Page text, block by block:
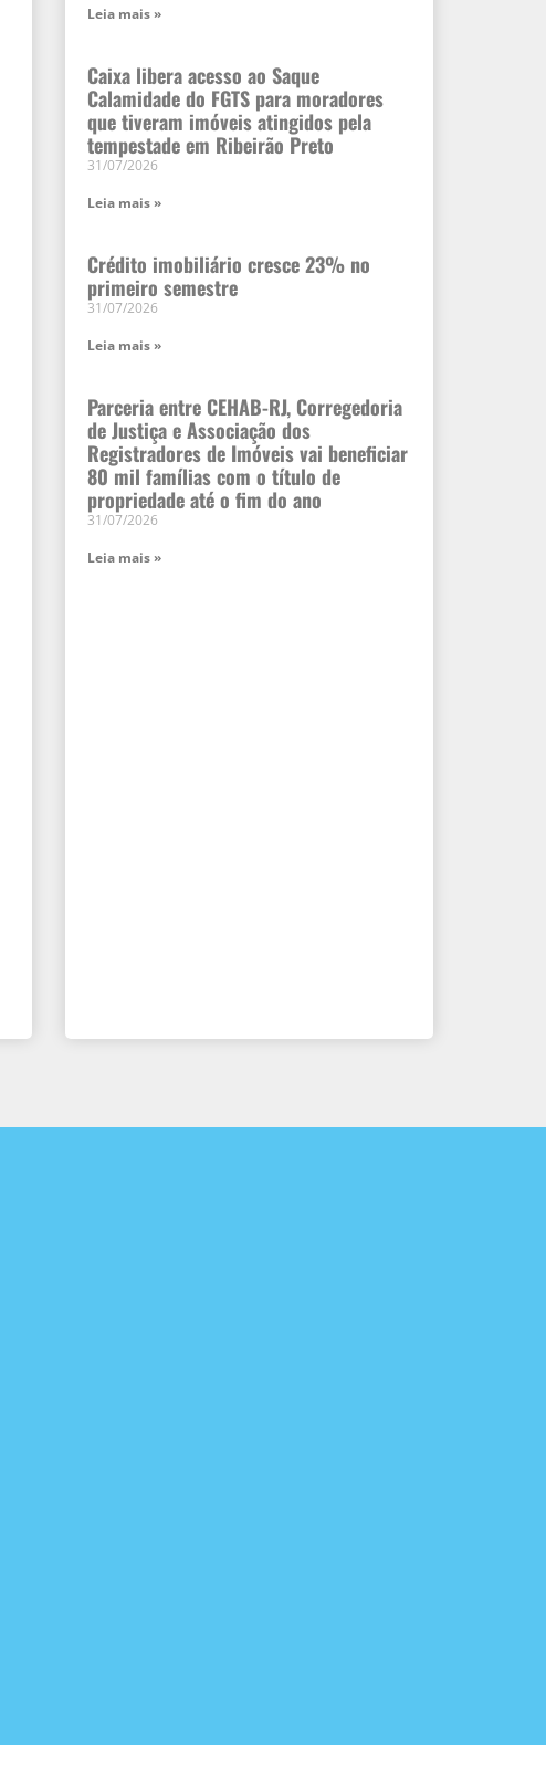
Leia mais »
Caixa libera acesso ao Saque
Calamidade do FGTS para moradores
que tiveram imóveis atingidos pela
tempestade em Ribeirão Preto
31/07/2026
Leia mais »
Crédito imobiliário cresce 23% no
primeiro semestre
31/07/2026
Leia mais »
Parceria entre CEHAB-RJ, Corregedoria
de Justiça e Associação dos
Registradores de Imóveis vai beneficiar
80 mil famílias com o título de
propriedade até o fim do ano
31/07/2026
Leia mais »